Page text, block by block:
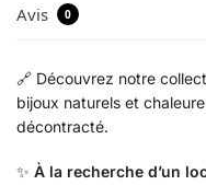
Avis 0
🔗 Découvrez notre
bijoux naturels et
décontracté.
✨ À la recherche d’un